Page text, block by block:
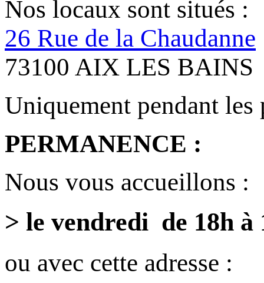
Nos locaux sont situés :
26 Rue de la Chaudanne
73100 AIX LES BAINS
Uniquement pendant les
PERMANENCE :
Nous vous accueillons :
> le vendredi de 18h à
ou avec cette adresse :